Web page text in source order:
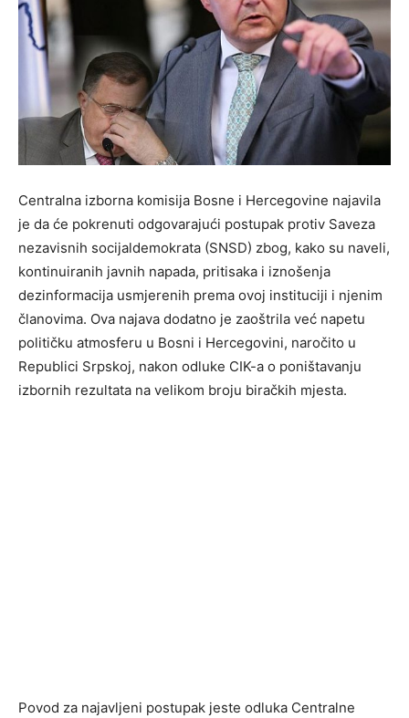
Centralna izborna komisija Bosne i Hercegovine najavila
je da će pokrenuti odgovarajući postupak protiv Saveza
nezavisnih socijaldemokrata (SNSD) zbog, kako su naveli,
kontinuiranih javnih napada, pritisaka i iznošenja
dezinformacija usmjerenih prema ovoj instituciji i njenim
članovima. Ova najava dodatno je zaoštrila već napetu
političku atmosferu u Bosni i Hercegovini, naročito u
Republici Srpskoj, nakon odluke CIK-a o poništavanju
izbornih rezultata na velikom broju biračkih mjesta.
Povod za najavljeni postupak jeste odluka Centralne